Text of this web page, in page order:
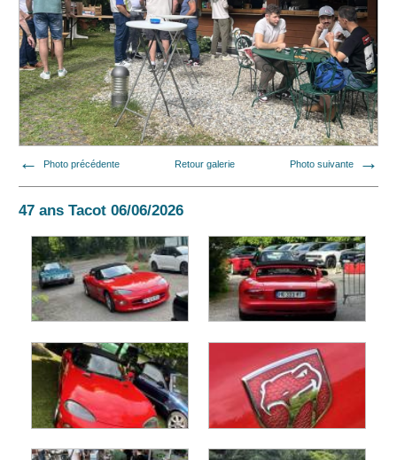
Photo précédente Retour galerie Photo suivante
47 ans Tacot 06/06/2026